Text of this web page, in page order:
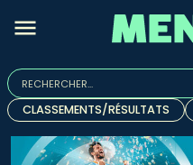
Rechercher :
Quand les résultats de
CLASSEMENTS/RÉSULTATS